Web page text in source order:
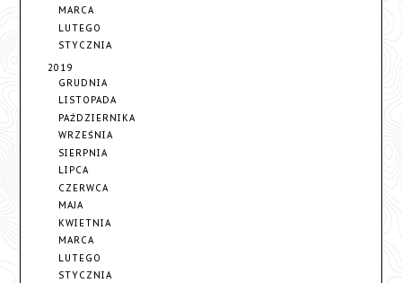
MARCA
LUTEGO
STYCZNIA
2019
GRUDNIA
LISTOPADA
PAŹDZIERNIKA
WRZEŚNIA
SIERPNIA
LIPCA
CZERWCA
MAJA
KWIETNIA
MARCA
LUTEGO
STYCZNIA